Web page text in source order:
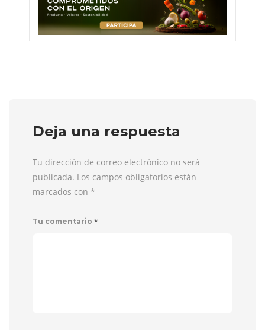
Deja una respuesta
Tu dirección de correo electrónico no será
publicada. Los campos obligatorios están
marcados con *
Tu comentario *